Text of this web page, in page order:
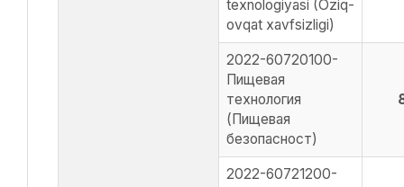
texnologiyasi (Oziq-
ovqat xavfsizligi)
2022-60720100-
Пищевая
технология
(Пищевая
безопасност)
2022-60721200-